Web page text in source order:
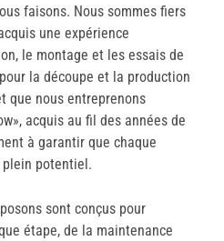
faisons. Nous sommes fiers
une expérience
le montage et les essais de
la découpe et la production
que nous entreprenons
acquis au fil des années de
à garantir que chaque
potentiel.
sont conçus pour
étape, de la maintenance